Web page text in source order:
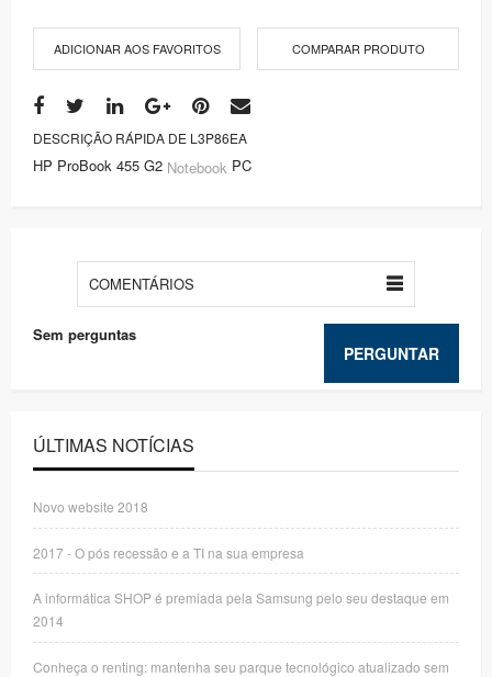
ADICIONAR AOS FAVORITOS COMPARAR PRODUTO
DESCRIÇÃO RÁPIDA DE L3P86EA
HP ProBook 455 G2 Notebook PC
COMENTÁRIOS
PERGUNTAR
Sem perguntas
ÚLTIMAS NOTÍCIAS
Novo website 2018
2017 - O pós recessão e a TI na sua empresa
A informática SHOP é premiada pela Samsung pelo seu destaque em
2014
Conheça o renting: mantenha seu parque tecnológico atualizado sem